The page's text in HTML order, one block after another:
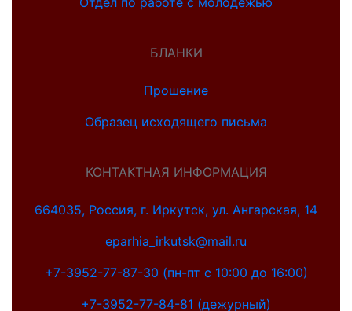
БЛАНКИ
Прошение
Образец исходящего письма
КОНТАКТНАЯ ИНФОРМАЦИЯ
664035, Россия, г. Иркутск, ул. Ангарская, 14
eparhia_irkutsk@mail.ru
+7-3952-77-87-30 (пн-пт с 10:00 до 16:00)
+7-3952-77-84-81 (дежурный)